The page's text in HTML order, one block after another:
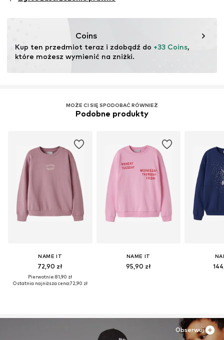
testu
Ten produkt zawiera materiały pochodzące z recyklingu
pochodzących z recyklingu może zmniejszyć
zapotrzebowanie na surowce, uniknąć odpadów i chronić
zasoby naturalne.
Coins
Kup ten przedmiot teraz i zdobądź do +33 Coins,
które możesz wymienić na zniżki.
MOŻE CI SIĘ SPODOBAĆ RÓWNIEŻ
Podobne produkty
NAME IT
72,90 zł
Pierwotnie: 81,90 zł
Ostatnia najniższa cena:72,90 zł
NAME IT
95,90 zł
Obserwuj